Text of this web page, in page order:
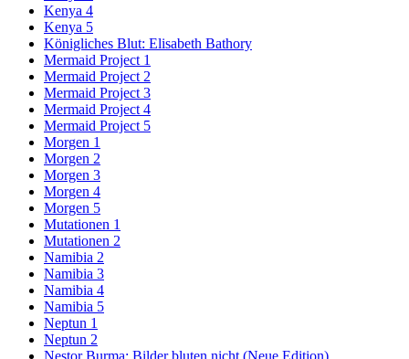
Kenya 4
Kenya 5
Königliches Blut: Elisabeth Bathory
Mermaid Project 1
Mermaid Project 2
Mermaid Project 3
Mermaid Project 4
Mermaid Project 5
Morgen 1
Morgen 2
Morgen 3
Morgen 4
Morgen 5
Mutationen 1
Mutationen 2
Namibia 2
Namibia 3
Namibia 4
Namibia 5
Neptun 1
Neptun 2
Nestor Burma: Bilder bluten nicht (Neue Edition)